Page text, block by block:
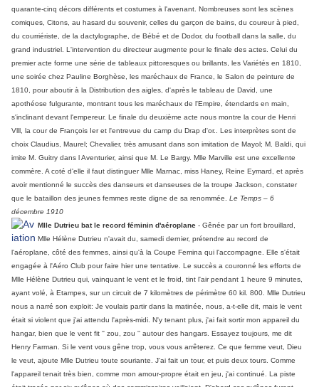
quarante-cinq décors différents et costumes à l'avenant. Nombreuses sont les scènes
comiques, Citons, au hasard du souvenir, celles du garçon de bains, du coureur à pied,
du courriériste, de la dactylographe, de Bébé et de Dodor, du football dans la salle, du
grand industriel. L'intervention du directeur augmente pour le finale des actes. Celui du
premier acte forme une série de tableaux pittoresques ou brillants, les Variétés en 1810,
une soirée chez Pauline Borghèse, les maréchaux de France, le Salon de peinture de
1810, pour aboutir à la Distribution des aigles, d'après le tableau de David, une
apothéose fulgurante, montrant tous les maréchaux de l'Empire, étendards en main,
s'inclinant devant l'empereur. Le finale du deuxième acte nous montre la cour de Henri
Vlll, la cour de François Ier et l'entrevue du camp du Drap d'or.. Les interprètes sont de
choix Claudius, Maurel; Chevalier, très amusant dans son imitation de Mayol; M. Baldi, qui
imite M. Guitry dans l Aventurier, ainsi que M. Le Bargy. Mlle Marville est une excellente
commère. A coté d'elle il faut distinguer Mlle Marnac, miss Haney, Reine Eymard, et après
avoir mentionné le succès des danseurs et danseuses de la troupe Jackson, constater
que le bataillon des jeunes femmes reste digne de sa renommée.
Le Temps – 6
décembre 1910
Mlle Dutrieu bat le record féminin d'aéroplane - Gênée par un fort brouillard,
Mlle Hélène Dutrieu n'avait du, samedi dernier, prétendre au record de
l'aéroplane, côté des femmes, ainsi qu'à la Coupe Femina qui l'accompagne. Elle s'était
engagée à l'Aéro Club pour faire hier une tentative. Le succès a couronné les efforts de
Mlle Hélène Dutrieu qui, vainquant le vent et le froid, tint l'air pendant 1 heure 9 minutes,
ayant volé, à Etampes, sur un circuit de 7 kilomètres de périmètre 60 kil. 800. Mlle Dutrieu
nous a narré son exploit: Je voulais partir dans la matinée, nous, a-t-elle dit, mais le vent
était si violent que j'ai attendu l'après-midi. N'y tenant plus, j'ai fait sortir mon appareil du
hangar, bien que le vent fit '' zou, zou '' autour des hangars. Essayez toujours, me dit
Henry Farman. Si le vent vous gêne trop, vous vous arrêterez. Ce que femme veut, Dieu
le veut, ajoute Mlle Dutrieu toute souriante. J'ai fait un tour, et puis deux tours. Comme
l'appareil tenait très bien, comme mon amour-propre était en jeu, j'ai continué. La piste